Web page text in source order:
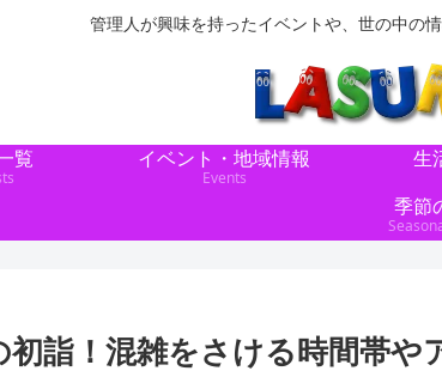
管理人が興味を持ったイベントや、世の中の
覧
イベント・地域情報
Events
生
季節
初詣！混雑をさける時間帯や